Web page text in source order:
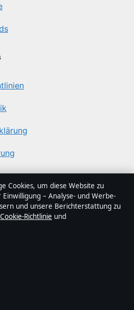
digitaler
Fokus auf Politik, Wirtschaft,
in Deutschland. Jeder Artikel
Cookies, um diese Website zu
– Analyse- und Werbe-
und unsere Berichterstattung zu
Cookie-Richtlinie und